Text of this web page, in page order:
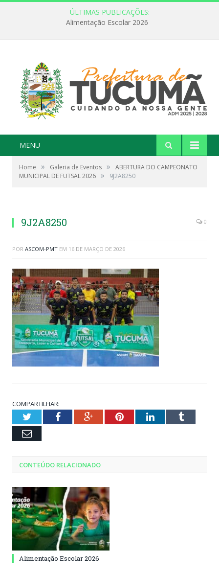
ÚLTIMAS PUBLICAÇÕES:
Alimentação Escolar 2026
MENU
Home » Galeria de Eventos »
ABERTURA DO CAMPEONATO
MUNICIPAL DE FUTSAL 2026 » 9J2A8250
9J2A8250 0
POR ASCOM-PMT EM 16 DE MARÇO DE 2026
COMPARTILHAR:
TwitterFacebookGoogle+PinterestLinkedInTumblr
Email
CONTEÚDO RELACIONADO
Alimentação Escolar 2026